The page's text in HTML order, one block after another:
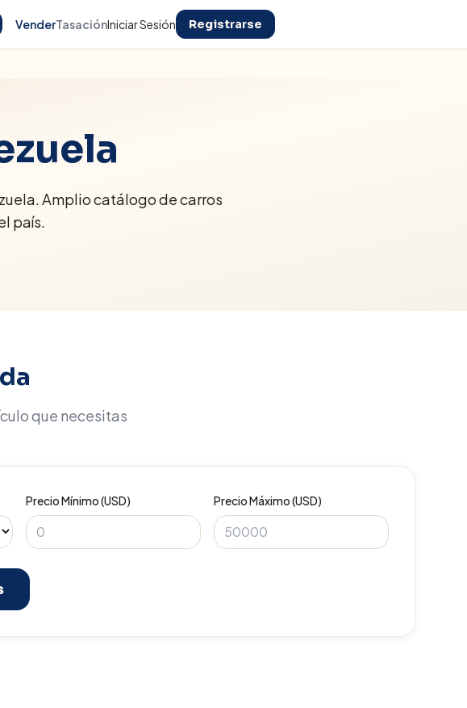
VenderTasaciónIniciar Sesión Registrarse
Amplio catálogo de carros
país.
que necesitas
Precio Mínimo (USD) Precio Máximo (USD)